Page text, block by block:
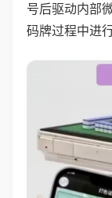
号后驱动内部
码牌过程中进